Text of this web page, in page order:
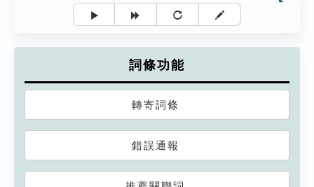
詞條功能
轉寄詞條
錯誤通報